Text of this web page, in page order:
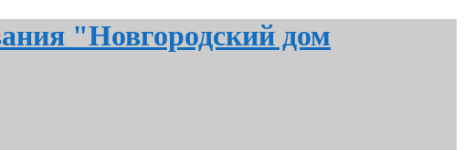
"Новгородский дом